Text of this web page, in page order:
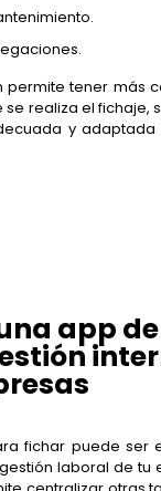
permite tener más
realiza el fichaje,
y adaptada
app de
fichar puede ser
laboral de tu